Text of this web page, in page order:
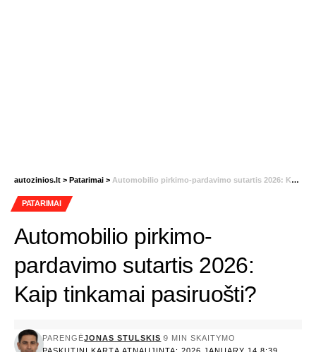
autozinios.lt > Patarimai > Automobilio pirkimo-pardavimo sutartis 2026: Kaip tinkamai pasiruošti?
PATARIMAI
Automobilio pirkimo-
pardavimo sutartis 2026:
Kaip tinkamai pasiruošti?
PARENGĖJONAS STULSKIS 9 MIN SKAITYMO